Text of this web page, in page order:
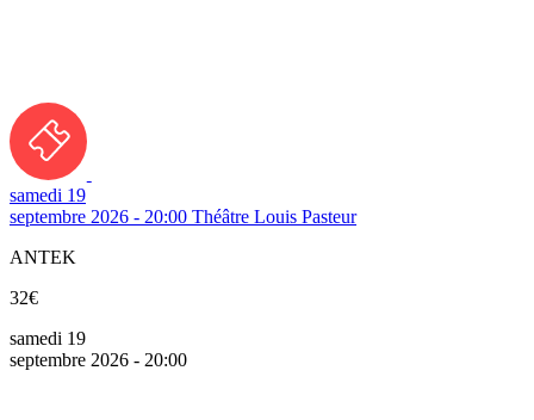
samedi 19
septembre 2026 - 20:00 Théâtre Louis Pasteur
ANTEK
32€
samedi 19
septembre 2026 - 20:00